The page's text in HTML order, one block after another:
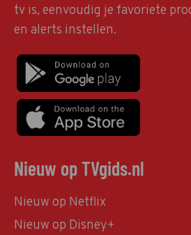
tv is, eenvoudig je favoriete
en alerts instellen.
Nieuw op TVgids.nl
Nieuw op Netflix
Nieuw op Disney+